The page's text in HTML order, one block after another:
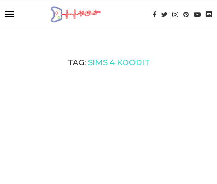
TAG: SIMS 4 KOODIT